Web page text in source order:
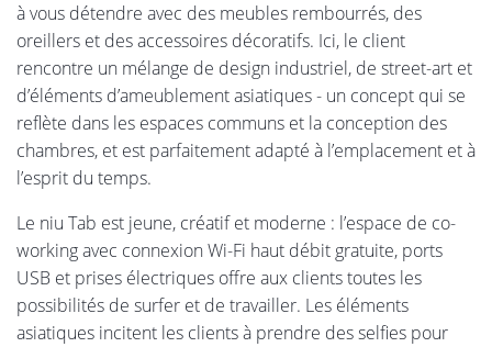
à vous détendre avec des meubles rembourrés, des
oreillers et des accessoires décoratifs. Ici, le client
rencontre un mélange de design industriel, de street-art et
d’éléments d’ameublement asiatiques - un concept qui se
reflète dans les espaces communs et la conception des
chambres, et est parfaitement adapté à l’emplacement et à
l’esprit du temps.
Le niu Tab est jeune, créatif et moderne : l’espace de co-
working avec connexion Wi-Fi haut débit gratuite, ports
USB et prises électriques offre aux clients toutes les
possibilités de surfer et de travailler. Les éléments
asiatiques incitent les clients à prendre des selfies pour